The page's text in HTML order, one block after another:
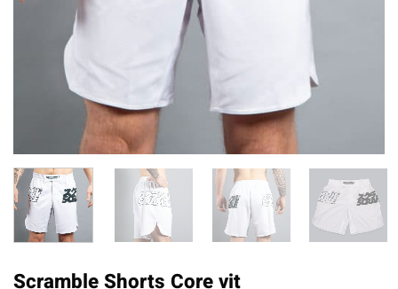
Scramble Shorts Core vit